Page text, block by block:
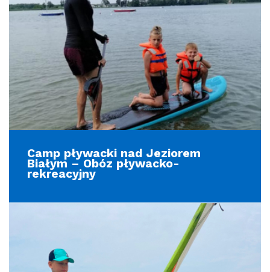
Camp pływacki nad Jeziorem
Białym – Obóz pływacko-
rekreacyjny